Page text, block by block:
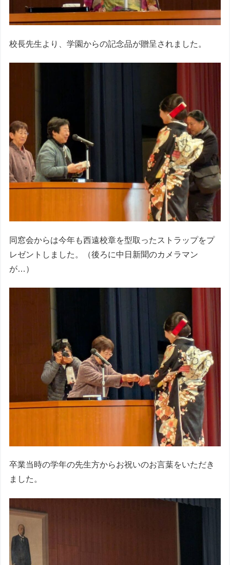
校長先生より、学園からの記念品が贈呈されました。
同窓会からは今年も西遠校章を型取ったストラップをプ
レゼントしました。（後ろに中日新聞のカメラマン
が…）
卒業当時の学年の先生方からお祝いのお言葉をいただき
ました。